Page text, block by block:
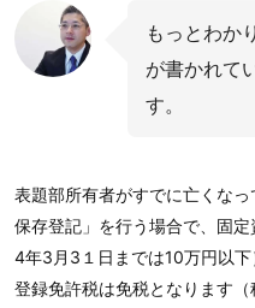
もっとわか
が書かれて
す。
表題部所有者がすでに亡くな
保存登記」を行う場合で、固
4年3月3１日までは10万円以
登録免許税は免税となります